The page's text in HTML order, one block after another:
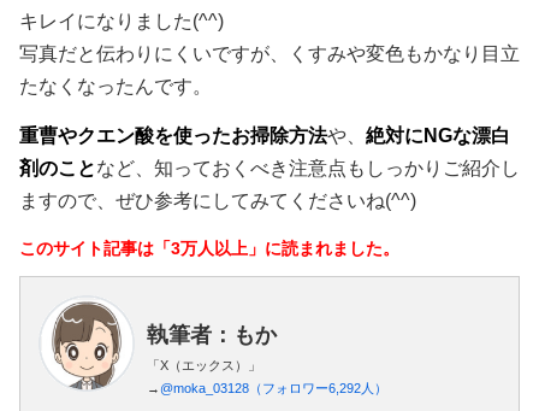
キレイになりました(^^)
写真だと伝わりにくいですが、くすみや変色もかなり目立
たなくなったんです。
重曹やクエン酸を使ったお掃除方法や、 絶対にNGな漂白
剤のことなど、知っておくべき注意点もしっかりご紹介し
ますので、ぜひ参考にしてみてくださいね(^^)
このサイト記事は「3万人以上」に読まれました。
執筆者：もか
「X（エックス）」
→@moka_03128（フォロワー6,292人）